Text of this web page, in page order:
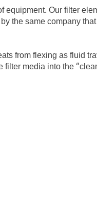
Our filter
the same company
from flexing as fluid
media into the